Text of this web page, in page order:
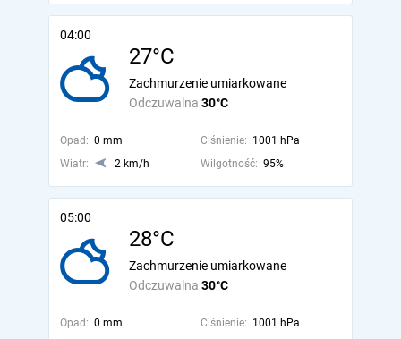
04:00
27°C
Odczuwalna 30°C
Zachmurzenie umiarkowane
Opad: 0 mm Ciśnienie: 1001 hPa
Wiatr:
2 km/h Wilgotność: 95%
05:00
28°C
Odczuwalna 30°C
Zachmurzenie umiarkowane
Opad: 0 mm Ciśnienie: 1001 hPa